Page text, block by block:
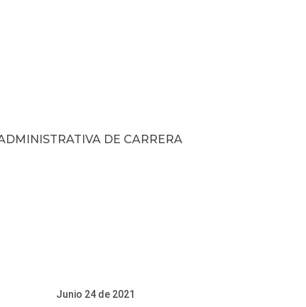
DE CARRERA